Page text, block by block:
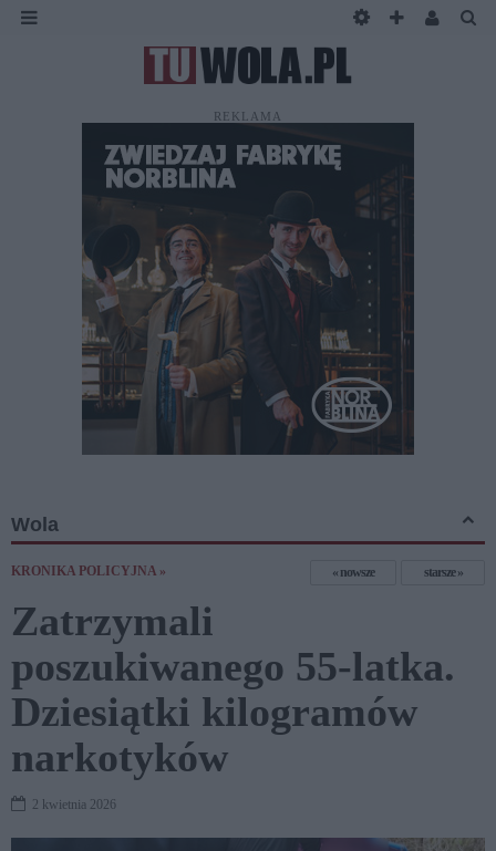
REKLAMA
Wola
KRONIKA POLICYJNA » nowsze starsze
Zatrzymali
poszukiwanego 55-latka.
Dziesiątki kilogramów
narkotyków
2 kwietnia 2026